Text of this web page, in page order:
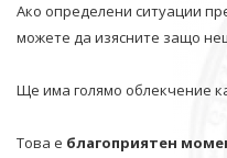
Ако определени ситуации
можете да изясните защо
Ще има голямо облекчение
Това е благоприятен